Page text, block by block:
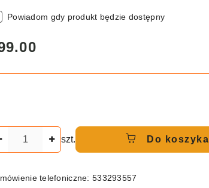
Powiadom gdy produkt będzie dostępny
szt. Do koszyka
telefoniczne: 533293557